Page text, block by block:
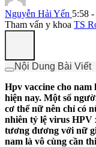
Nguyễn Hải Yến 5:58
Tham vấn y khoa TS
Nội Dung Bài Viết
Hpv vaccine cho
hiện nay. Một số
cơ thể nữ nên chỉ có
nhiên tỷ lệ virus HPV
tương đương với nữ
nam là vô cùng cần